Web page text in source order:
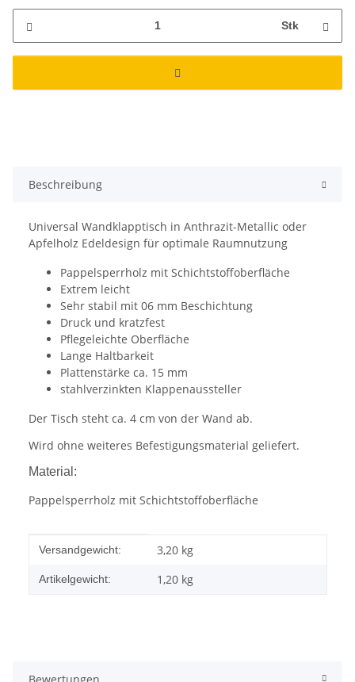
Stk
Beschreibung
Universal Wandklapptisch in Anthrazit-Metallic oder
Apfelholz Edeldesign für optimale Raumnutzung
Pappelsperrholz mit Schichtstoffoberfläche
Extrem leicht
Sehr stabil mit 06 mm Beschichtung
Druck und kratzfest
Pflegeleichte Oberfläche
Lange Haltbarkeit
Plattenstärke ca. 15 mm
stahlverzinkten Klappenaussteller
Der Tisch steht ca. 4 cm von der Wand ab.
Wird ohne weiteres Befestigungsmaterial geliefert.
Material:
Pappelsperrholz mit Schichtstoffoberfläche
Produkteigenschaft
Wert
Versandgewicht: 3,20 kg
Artikelgewicht: 1,20 kg